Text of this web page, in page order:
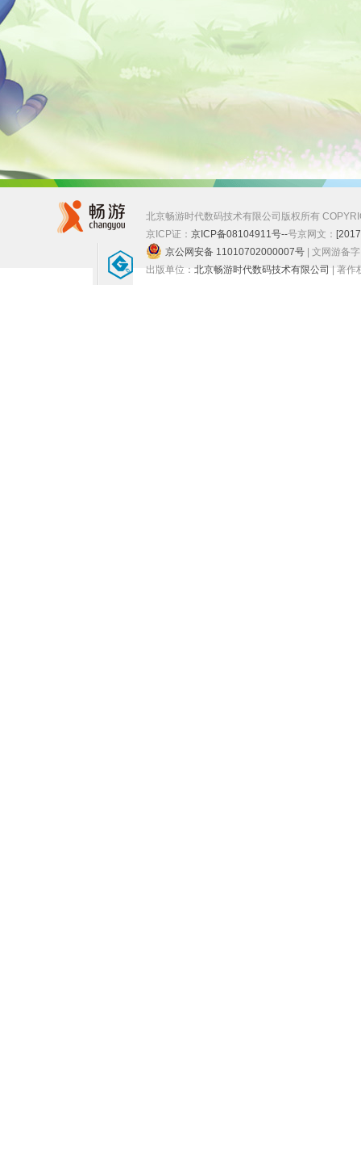
北京畅游时代数码技术有限公司版权所有
京ICP证： 京ICP备08104911号--号京网文：
京公网安备 11010702000007号 | 文网游备
出版单位： 北京畅游时代数码技术有限公司 | 著作